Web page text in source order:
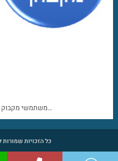
משתמשי מקבוק נהנים מאיכות צליל נקי, מדויק וחד…
כל הזכויות